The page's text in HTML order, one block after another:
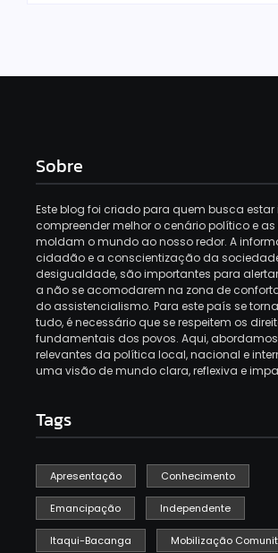
Sobre
Este blog foi criado para quem busca
compreender melhor o cenário político e
moldam o mundo ao nosso redor. A
cidadão e a conscientização da
desigualdade, são importantes para
a não se acomodarem na zona de
do assistencialismo. Para este país se
tudo, é necessário que se respeitem os
fundamentais dos povos. Aqui,
relevantes da política local, nacional e
uma visão de mundo clara, reflexiva e
Tags
Apresentação Conhecimento
Emancipação Independente
Itaqui-Bacanga Mobilização